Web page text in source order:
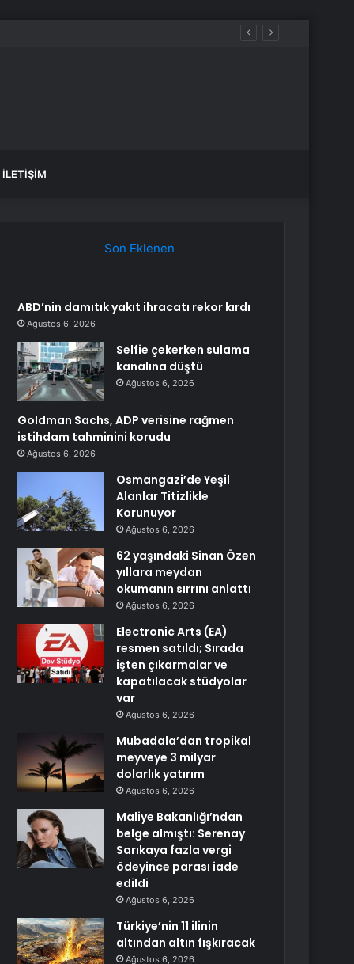
İLETIŞIM
Son Eklenen
ABD’nin damıtık yakıt ihracatı rekor kırdı
Ağustos 6, 2026
Selfie çekerken sulama
kanalına düştü
Ağustos 6, 2026
Goldman Sachs, ADP verisine rağmen
istihdam tahminini korudu
Ağustos 6, 2026
Osmangazi’de Yeşil
Alanlar Titizlikle
Korunuyor
Ağustos 6, 2026
62 yaşındaki Sinan Özen
yıllara meydan
okumanın sırrını anlattı
Ağustos 6, 2026
Electronic Arts (EA)
resmen satıldı; Sırada
işten çıkarmalar ve
kapatılacak stüdyolar
var
Ağustos 6, 2026
Mubadala’dan tropikal
meyveye 3 milyar
dolarlık yatırım
Ağustos 6, 2026
Maliye Bakanlığı’ndan
belge almıştı: Serenay
Sarıkaya fazla vergi
ödeyince parası iade
edildi
Ağustos 6, 2026
Türkiye’nin 11 ilinin
altından altın fışkıracak
Ağustos 6, 2026